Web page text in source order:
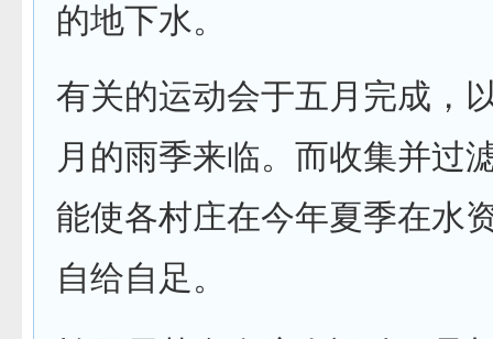
的地下水。
有关的运动会于五月完成，
月的雨季来临。而收集并过
能使各村庄在今年夏季在水
自给自足。